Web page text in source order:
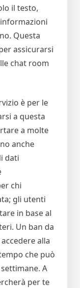
il testo,
Questa
assicurarsi
chat room
è per le
a questa
a molte
anche
dati
chi
gli utenti
in base al
Un ban da
alla
che può
A
per te